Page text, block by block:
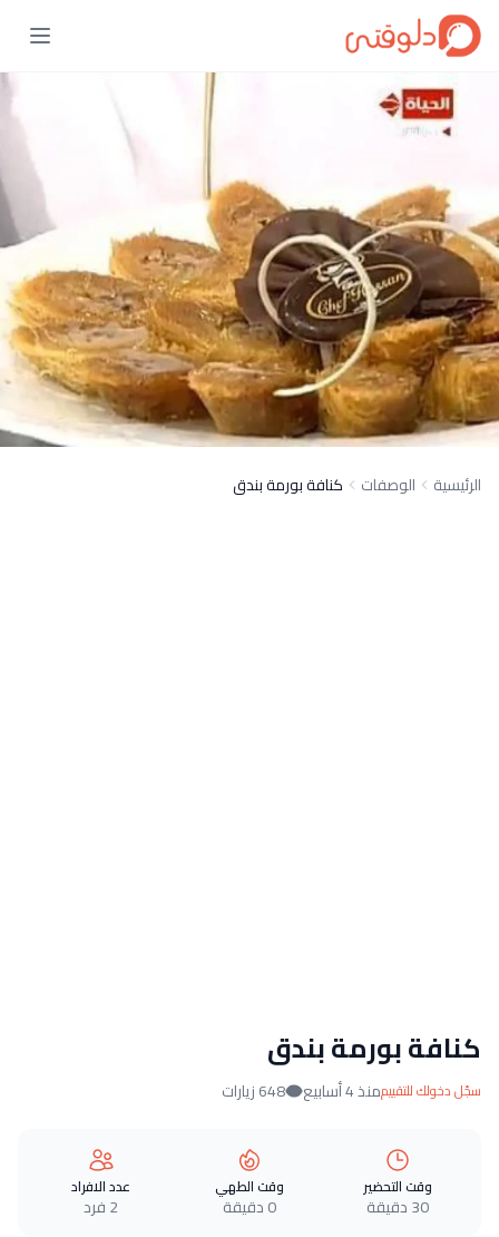
الرئيسية الوصفات كنافة بورمة بندق
كنافة بورمة بندق
سجّل دخولك للتقييممنذ 4 أسابيع 648 زيارات
وقت التحضير
30 دقيقة
وقت الطهي
0 دقيقة
عدد الافراد
2 فرد